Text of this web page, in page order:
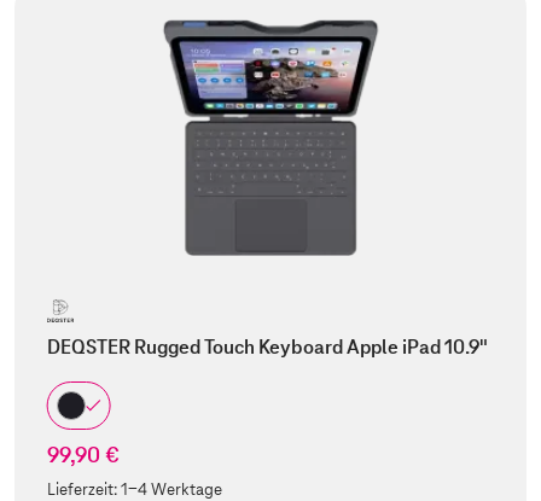
DEQSTER Rugged Touch Keyboard Apple iPad 10.9"
99,90 €
Lieferzeit:1-4 Werktage